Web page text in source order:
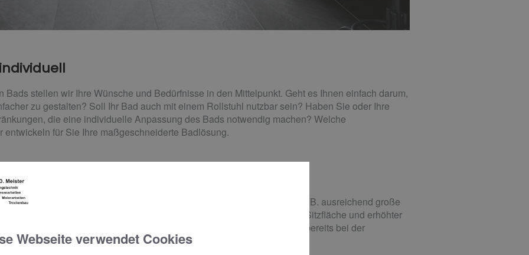
Bads stellen wir Ihre Wünsche und Bedürfnisse in den Mittelpunkt. Geht es Ihnen einfach darum,
zu gestalten? Soll Ihr Bad auch mit einem Rollstuhl nutzbar sein? Haben Sie oder Ihre
die eine individuelle Anpassung des Bads notwendig machen? Welche
für Sie Ihre maßgeschneiderte Badlösung.
und in Zukunft
immer ein Gesamtkonzept, das alle Bereiche abdeckt. Dazu gehören z. B. ausreichend große
den man auch bequem im Sitzen nutzen kann, ein WC mit verlängerter Sitzfläche und erhöhter
Einen Dusch-Klappsitz oder zusätzliche Handgriffe können wir bereits bei der
Bedarf nachrüsten.
Webseite verwendet Cookies